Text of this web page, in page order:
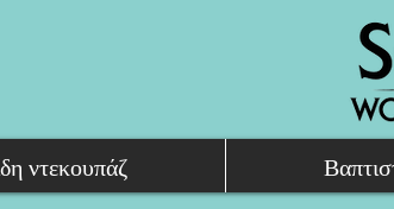
ντεκουπάζ